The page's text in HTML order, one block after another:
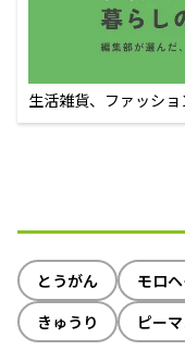
生活雑貨、ファッシ
えるECサイト
とうがん モロ
きゅうり
ピー